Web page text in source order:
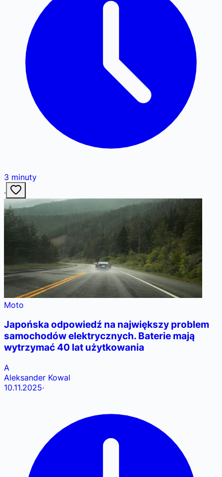
3 minuty
·
Moto
Japońska odpowiedź na największy problem
samochodów elektrycznych. Baterie mają
wytrzymać 40 lat użytkowania
A
Aleksander Kowal
10.11.2025·